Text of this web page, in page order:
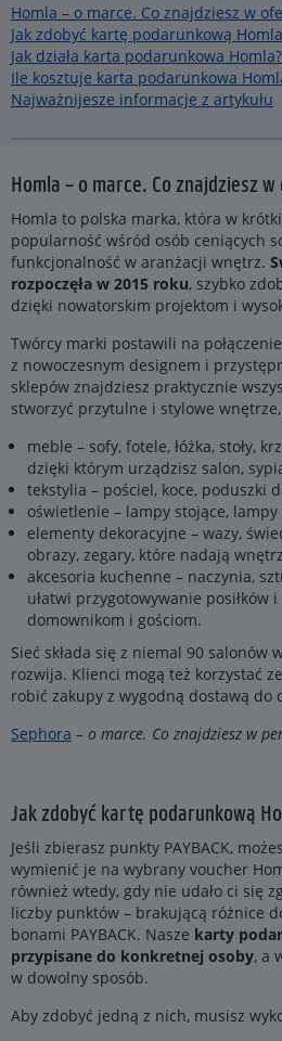
Homla – o marce. Co znajdziesz w
Jak zdobyć kartę podarunkową
Jak działa karta podarunkowa Homla?
Ile kosztuje karta podarunkowa
Najważnijesze informacje z artykułu
Homla – o marce. Co znajdziesz
Homla to polska marka, która w
popularność wśród osób ceniących
funkcjonalność w aranżacji wnętrz.
rozpoczęła w 2015 roku, szybko
dzięki nowatorskim projektom i
Twórcy marki postawili na
z nowoczesnym designem i
sklepów znajdziesz praktycznie
stworzyć przytulne i stylowe
meble – sofy, fotele, łóżka, stoły,
dzięki którym urządzisz salon,
tekstylia – pościel, koce, poduszki
oświetlenie – lampy stojące,
elementy dekoracyjne – wazy,
obrazy, zegary, które nadają
akcesoria kuchenne – naczynia,
ułatwi przygotowywanie posiłków
domownikom i gościom.
Sieć składa się z niemal 90 salonów
rozwija. Klienci mogą też korzystać
robić zakupy z wygodną dostawą do
Sephora – o marce. Co znajdziesz w
Jak zdobyć kartę podarunkową
Jeśli zbierasz punkty PAYBACK,
wymienić je na wybrany voucher
również wtedy, gdy nie udało ci się
liczby punktów – brakującą różnice
bonami PAYBACK. Nasze karty
przypisane do konkretnej osoby, a
w dowolny sposób.
Aby zdobyć jedną z nich, musisz